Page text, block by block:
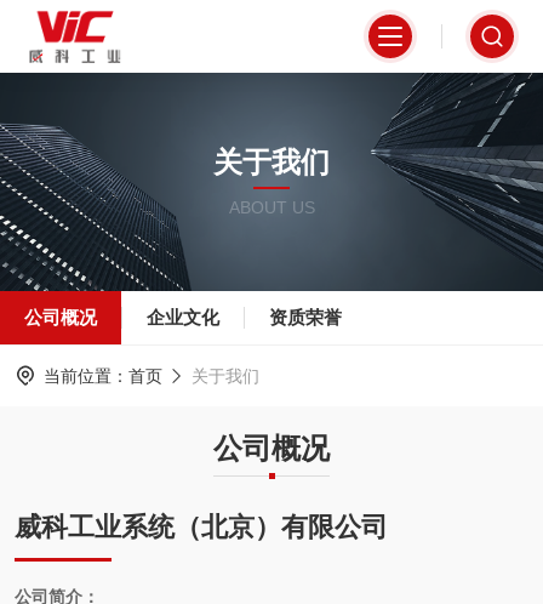
关于我们
ABOUT US
公司概况 企业文化 资质荣誉
当前位置： 首页 关于我们
公司概况
威科工业系统（北京）有限公司
公司简介：